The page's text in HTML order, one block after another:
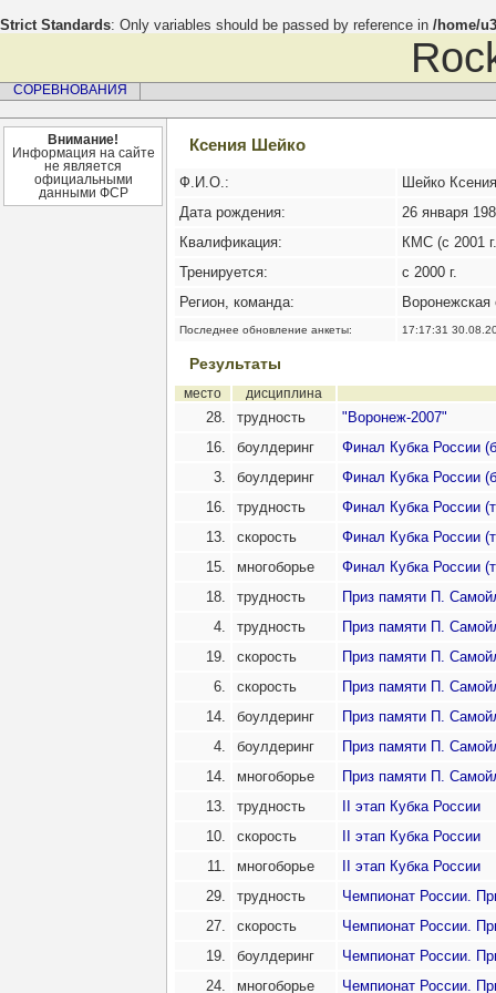
Strict Standards: Only variables should be passed by reference in /home/
СОРЕВНОВАНИЯ
Внимание!
Информация на сайте
не является
официальными
данными ФСР
Ксения Шейко
Ф.И.О.:
Шейко
Дата рождения:
26 января
Квалификация:
КМС (с 2001
Тренируется:
с 2000 г.
Регион, команда:
Воронежская
Последнее обновление анкеты: 17:17:31
Результаты
место дисциплина
28. трудность
"Воронеж-2007"
16.
боулдеринг
Финал Кубка России
3.
боулдеринг
Финал Кубка России
16.
трудность
Финал Кубка России
13.
скорость
Финал Кубка России
15.
многоборье
Финал Кубка России
18.
трудность
Приз памяти П.
4.
трудность
Приз памяти П.
19.
скорость
Приз памяти П.
6.
скорость
Приз памяти П.
14.
боулдеринг
Приз памяти П.
4.
боулдеринг
Приз памяти П.
14.
многоборье
Приз памяти П.
13.
трудность
II этап Кубка России
10.
скорость
II этап Кубка России
11.
многоборье
II этап Кубка России
29.
трудность
Чемпионат России.
27.
скорость
Чемпионат России.
19.
боулдеринг
Чемпионат России.
24.
многоборье Чемпионат России.